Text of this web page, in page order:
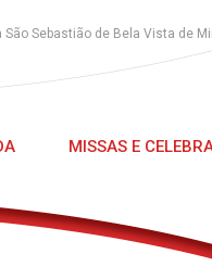
Sebastião de Bela Vista de
MISSAS E